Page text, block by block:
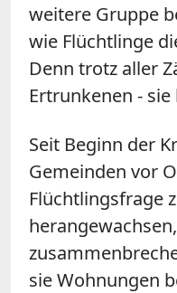
weitere Gruppe
wie Flüchtlinge
Denn trotz aller
Ertrunkenen -
Seit Beginn der
Gemeinden vor
Flüchtlingsfrage
sie Wohnungen